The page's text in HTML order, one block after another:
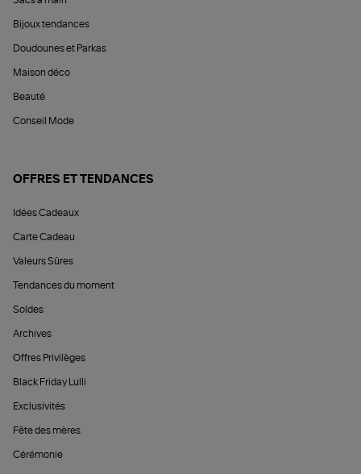
Bijoux tendances
Doudounes et Parkas
Maison déco
Beauté
Conseil Mode
OFFRES ET TENDANCES
Idées Cadeaux
Carte Cadeau
Valeurs Sûres
Tendances du moment
Soldes
Archives
Offres Privilèges
Black Friday Lulli
Exclusivités
Fête des mères
Cérémonie